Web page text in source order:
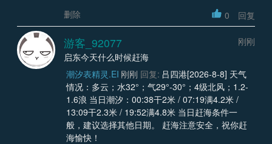
删除
0 回复
游客_92077
刚刚
启东今天什么时候赶海
潮汐表精灵.EI 刚刚 回复: 吕四港[2026-8-8] 天气
情况：多云；水32°；气29°-30°；4级北风；1.2-
1.6浪 当日潮汐：00:38干2米 / 07:19满4.2米 /
13:09干2.3米 / 19:52满4.8米 当日赶海条件一
般，建议选择其他日期。 赶海注意安全，祝你赶
海愉快！